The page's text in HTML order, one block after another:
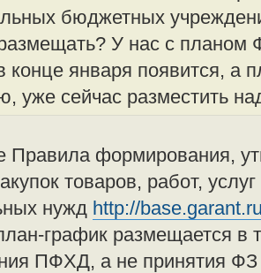
бюджетных
У нас с планом
конце января появится, а
уже сейчас разместить
Правила формирования,
товаров, работ,
нужд http://
график размещается в
ПФХД, а не принятия